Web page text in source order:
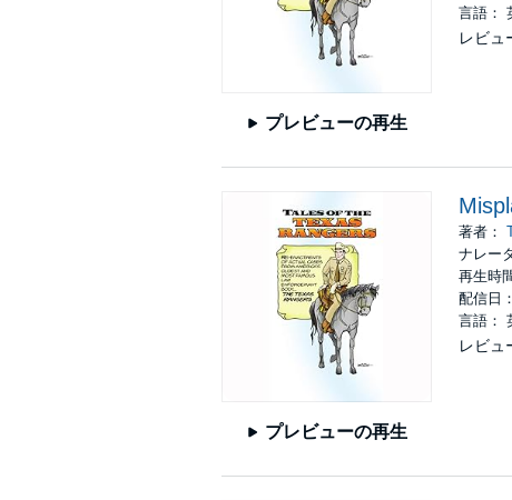
プレビューの再生
言語：
レビュ
プレビューの再生
著者：
ナレー
再生時
配信日
言語：
レビュ